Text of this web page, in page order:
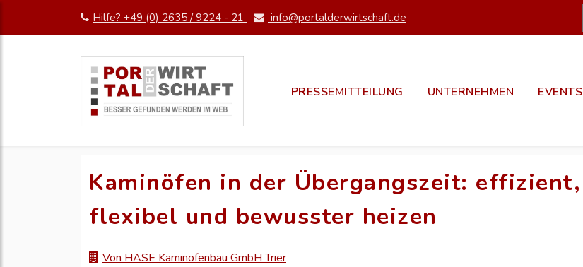
Hilfe? +49 (0) 2635 / 9224 - 21 info@portalderwirtschaft.de
PRESSEMITTEILUNG UNTERNEHMEN EVENTS
Kaminöfen in der Übergangszeit: effizient,
flexibel und bewusster heizen
Von HASE Kaminofenbau GmbH Trier